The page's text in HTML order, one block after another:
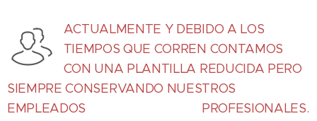
ACTUALMENTE Y DEBIDO A LOS
TIEMPOS QUE CORREN CONTAMOS
CON UNA PLANTILLA REDUCIDA PERO
SIEMPRE CONSERVANDO NUESTROS
EMPLEADOS PROFESIONALES.